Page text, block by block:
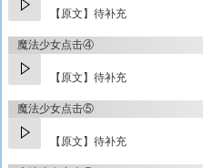
【原文】待补充
魔法少女点击④
【原文】待补充
魔法少女点击⑤
【原文】待补充